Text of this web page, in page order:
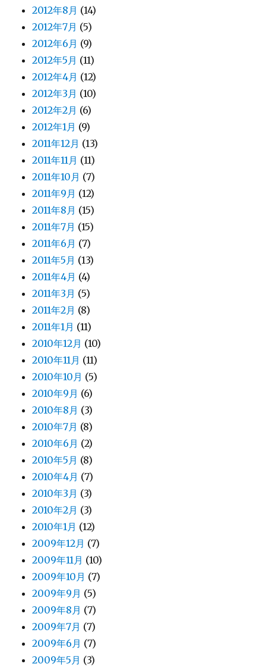
2012年8月 (14)
2012年7月 (5)
2012年6月 (9)
2012年5月 (11)
2012年4月 (12)
2012年3月 (10)
2012年2月 (6)
2012年1月 (9)
2011年12月 (13)
2011年11月 (11)
2011年10月 (7)
2011年9月 (12)
2011年8月 (15)
2011年7月 (15)
2011年6月 (7)
2011年5月 (13)
2011年4月 (4)
2011年3月 (5)
2011年2月 (8)
2011年1月 (11)
2010年12月 (10)
2010年11月 (11)
2010年10月 (5)
2010年9月 (6)
2010年8月 (3)
2010年7月 (8)
2010年6月 (2)
2010年5月 (8)
2010年4月 (7)
2010年3月 (3)
2010年2月 (3)
2010年1月 (12)
2009年12月 (7)
2009年11月 (10)
2009年10月 (7)
2009年9月 (5)
2009年8月 (7)
2009年7月 (7)
2009年6月 (7)
2009年5月 (3)